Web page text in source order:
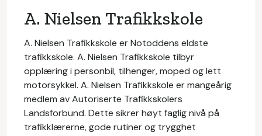
A. Nielsen Trafikkskole
A. Nielsen Trafikkskole er Notoddens eldste
trafikkskole. A. Nielsen Trafikkskole tilbyr
opplæring i personbil, tilhenger, moped og lett
motorsykkel. A. Nielsen Trafikkskole er mangeårig
medlem av Autoriserte Trafikkskolers
Landsforbund. Dette sikrer høyt faglig nivå på
trafikklærerne, gode rutiner og trygghet